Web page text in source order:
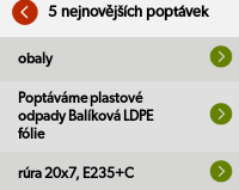
5 nejnovějších poptávek
obaly
Poptáváme plastové
odpady Balíková LDPE
fólie
rúra 20x7, E235+C